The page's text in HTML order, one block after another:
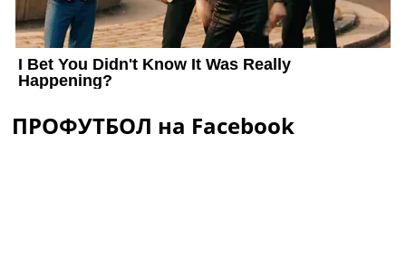
ПРОФУТБОЛ на Facebook